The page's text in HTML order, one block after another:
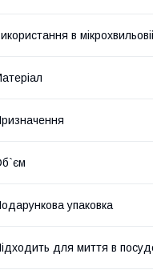
в
упаковка
для миття в